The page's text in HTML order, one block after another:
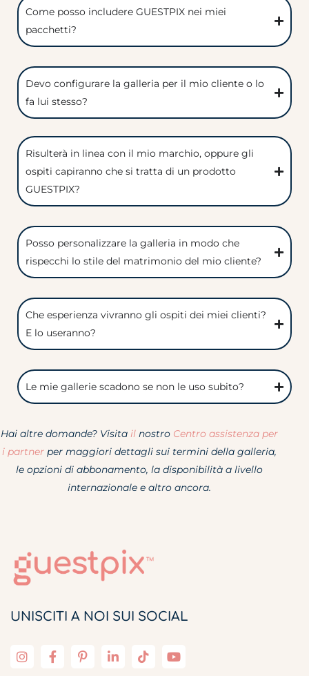
Come posso includere GUESTPIX nei miei
pacchetti?
Devo configurare la galleria per il mio cliente o lo
fa lui stesso?
Risulterà in linea con il mio marchio, oppure gli
ospiti capiranno che si tratta di un prodotto
GUESTPIX?
Posso personalizzare la galleria in modo che
rispecchi lo stile del matrimonio del mio cliente?
Che esperienza vivranno gli ospiti dei miei clienti?
E lo useranno?
Le mie gallerie scadono se non le uso subito?
Hai altre domande? Visita ilnostro Centro assistenza per
i partnerper maggiori dettagli sui termini della galleria,
le opzioni di abbonamento, la disponibilità a livello
internazionale e altro ancora.
UNISCITI A NOI SUI SOCIAL